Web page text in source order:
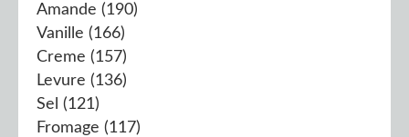
Amande (190)
Vanille (166)
Creme (157)
Levure (136)
Sel (121)
Fromage (117)